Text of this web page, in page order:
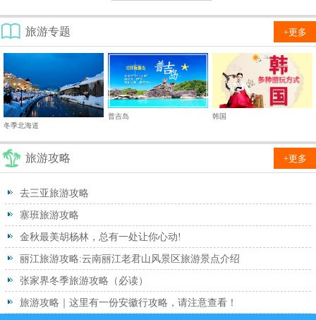
旅游专题 +更多
冬季北海道
普吉岛 韩国
旅游攻略 +更多
去三亚旅游攻略
塞班旅游攻略
金秋最美胡杨林，总有一处让你心动!
丽江旅游攻略:云南丽江老君山风景区旅游景点介绍
张家界冬季旅游攻略（必读）
旅游攻略｜这里有一份安徽行攻略，请注意查看！